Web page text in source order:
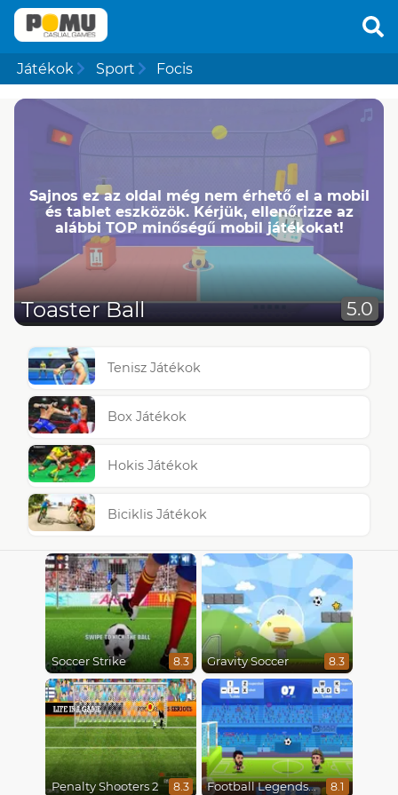
Játékok Sport Focis
Sajnos ez az oldal még nem érhető el a mobil
és tablet eszközök. Kérjük, ellenőrizze az
alábbi TOP minőségű mobil játékokat!
Toaster Ball 5.0
Tenisz Játékok
Box Játékok
Hokis Játékok
Biciklis Játékok
Soccer Strike 8.3 Gravity Soccer 8.3
Penalty Shooters 2 8.3 Football Legends 2021 8.1